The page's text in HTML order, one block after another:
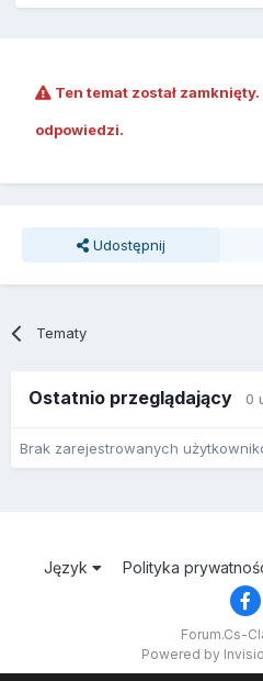
Ten temat został
odpowiedzi.
Udostępnij
Tematy
Ostatnio przeglądający 0
Brak zarejestrowanych
Język Polityka
Forum.Cs-
Powered by